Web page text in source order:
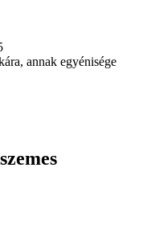
annak egyénisége